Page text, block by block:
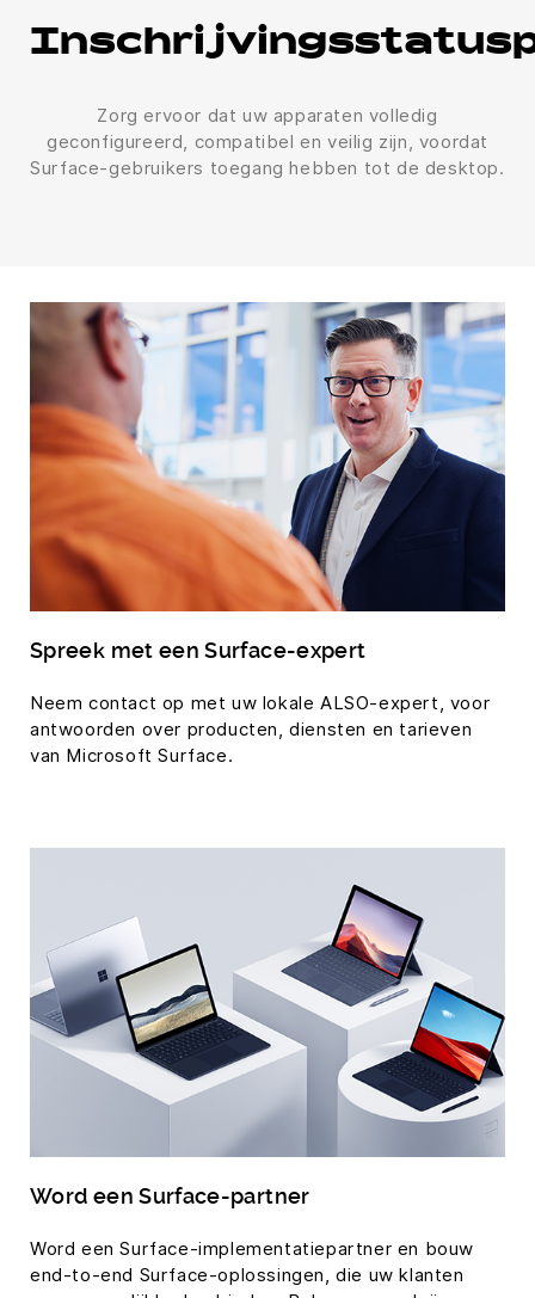
Zorg ervoor dat uw apparaten volledig
geconfigureerd, compatibel en veilig zijn, voordat
Surface-gebruikers toegang hebben tot de desktop.
Spreek met een Surface-expert
Neem contact op met uw lokale ALSO-expert, voor
antwoorden over producten, diensten en tarieven
van Microsoft Surface.
Word een Surface-partner
Word een Surface-implementatiepartner en bouw
end-to-end Surface-oplossingen, die uw klanten